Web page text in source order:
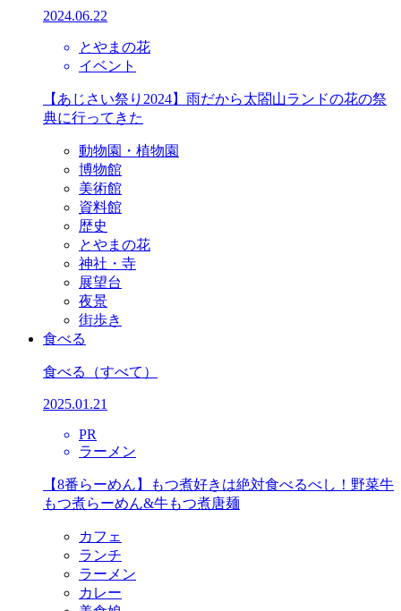
2024.06.22
とやまの花
イベント
【あじさい祭り2024】雨だから太閤山ランドの花の祭
典に行ってきた
動物園・植物園
博物館
美術館
資料館
歴史
とやまの花
神社・寺
展望台
夜景
街歩き
食べる
食べる （すべて）
2025.01.21
PR
ラーメン
【8番らーめん】もつ煮好きは絶対食べるべし！野菜牛
もつ煮らーめん&牛もつ煮唐麺
カフェ
ランチ
ラーメン
カレー